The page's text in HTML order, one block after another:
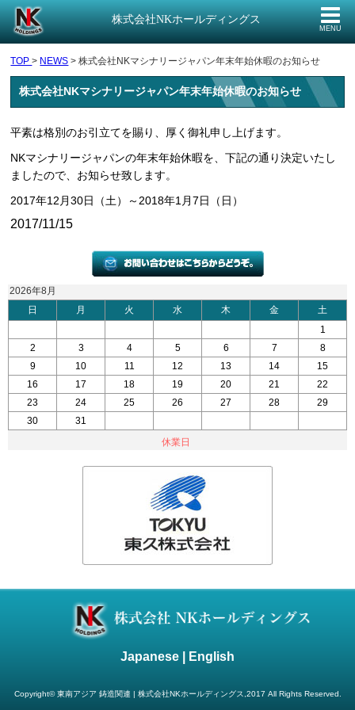
株式会社NKホールディングス
MENU
TOP> NEWS > 株式会社NKマシナリージャパン年末年始休暇のお知らせ
株式会社NKマシナリージャパン年末年始休暇のお知らせ
平素は格別のお引立てを賜り、厚く御礼申し上げます。
NKマシナリージャパンの年末年始休暇を、下記の通り決定いたし
ましたので、お知らせ致します。
2017年12月30日（土）～2018年1月7日（日）
2017/11/15
2026年8月
日
月 火 水 木 金
土
1
2
3 4 5 6 7
8
9
10 11 12 13 14
15
16
17 18 19 20 21
22
23
24 25 26 27 28
29
30
31
休業日
Japanese | English
Copyright© 東南アジア 鋳造関連 | 株式会社NKホールディングス,2017 All Rights Reserved.